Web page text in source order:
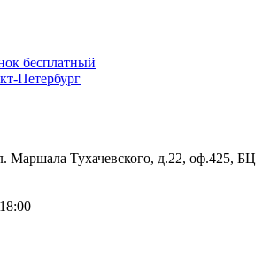
бесплатный
Петербург
Маршала Тухачевского, д.22, оф.425, БЦ